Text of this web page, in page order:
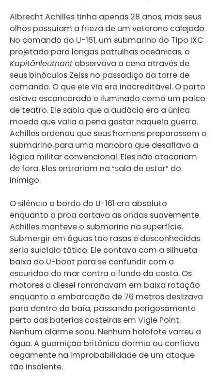
Albrecht Achilles tinha apenas 28 anos, mas seus
olhos possuíam a frieza de um veterano calejado.
No comando do U-161, um submarino do Tipo IXC
projetado para longas patrulhas oceânicas, o
Kapitänleutnant observava a cena através de
seus binóculos Zeiss no passadiço da torre de
comando. O que ele via era inacreditável. O porto
estava escancarado e iluminado como um palco
de teatro. Ele sabia que a audácia era a única
moeda que valia a pena gastar naquela guerra.
Achilles ordenou que seus homens preparassem o
submarino para uma manobra que desafiava a
lógica militar convencional. Eles não atacariam
de fora. Eles entrariam na “sala de estar” do
inimigo.
O silêncio a bordo do U-161 era absoluto
enquanto a proa cortava as ondas suavemente.
Achilles manteve o submarino na superfície.
Submergir em águas tão rasas e desconhecidas
seria suicídio tático. Ele contava com a silhueta
baixa do U-boat para se confundir com a
escuridão do mar contra o fundo da costa. Os
motores a diesel ronronavam em baixa rotação
enquanto a embarcação de 76 metros deslizava
para dentro da baía, passando perigosamente
perto das baterias costeiras em Vigie Point.
Nenhum alarme soou. Nenhum holofote varreu a
água. A guarnição britânica dormia ou confiava
cegamente na improbabilidade de um ataque
tão insolente.